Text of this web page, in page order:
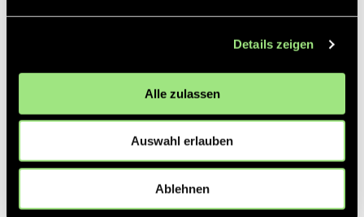
Details zeigen
Alle zulassen
Auswahl erlauben
Ablehnen